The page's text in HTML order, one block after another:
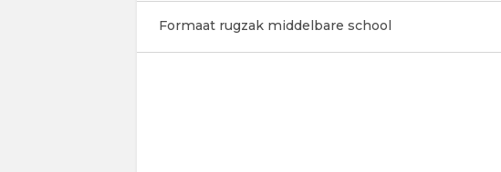
Formaat rugzak middelbare school